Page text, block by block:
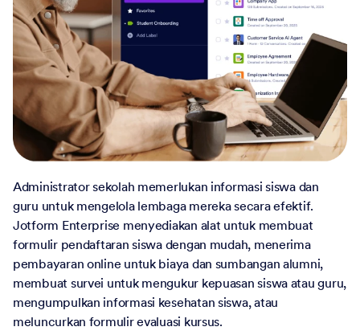
Administrator sekolah memerlukan informasi siswa dan
guru untuk mengelola lembaga mereka secara efektif.
Jotform Enterprise menyediakan alat untuk membuat
formulir pendaftaran siswa dengan mudah, menerima
pembayaran online untuk biaya dan sumbangan alumni,
membuat survei untuk mengukur kepuasan siswa atau guru,
mengumpulkan informasi kesehatan siswa, atau
meluncurkan formulir evaluasi kursus.